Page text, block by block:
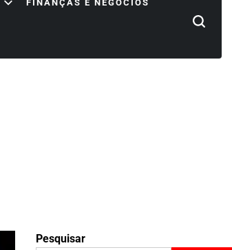
FINANÇAS E NEGÓCIOS
Search
Pesquisar